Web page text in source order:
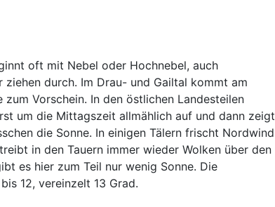
oft mit Nebel oder Hochnebel, auch
ziehen durch. Im Drau- und Gailtal kommt am
Vorschein. In den östlichen Landesteilen
um die Mittagszeit allmählich auf und dann zeigt
die Sonne. In einigen Tälern frischt Nordwind
in den Tauern immer wieder Wolken über den
es hier zum Teil nur wenig Sonne. Die
12, vereinzelt 13 Grad.